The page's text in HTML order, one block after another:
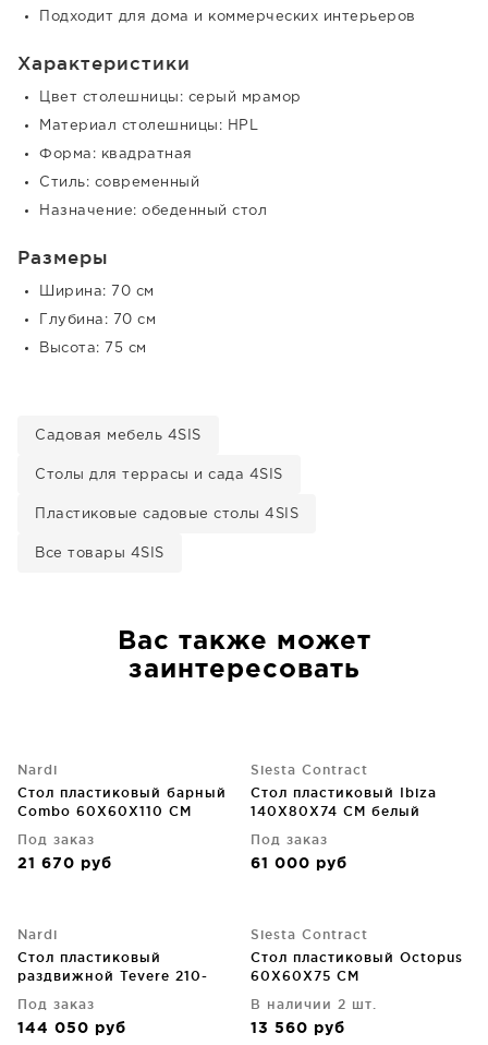
Подходит для дома и коммерческих интерьеров
Характеристики
Цвет столешницы: серый мрамор
Материал столешницы: HPL
Форма: квадратная
Стиль: современный
Назначение: обеденный стол
Размеры
Ширина: 70 см
Глубина: 70 см
Высота: 75 см
Садовая мебель 4SIS
Столы для террасы и сада 4SIS
Пластиковые садовые столы 4SIS
Все товары 4SIS
Вас также может
заинтересовать
Nardi
Стол пластиковый барный
Combo 60X60X110 CM
Под заказ
21 670 руб
Siesta Contract
Стол пластиковый Ibiza
140X80X74 CM белый
Под заказ
61 000 руб
Nardi
Стол пластиковый
раздвижной Tevere 210-
Под заказ
144 050 руб
Siesta Contract
Стол пластиковый Octopus
60X60X75 CM
В наличии 2 шт.
13 560 руб